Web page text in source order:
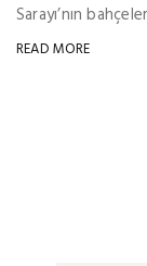
Sarayı’nın
READ MORE